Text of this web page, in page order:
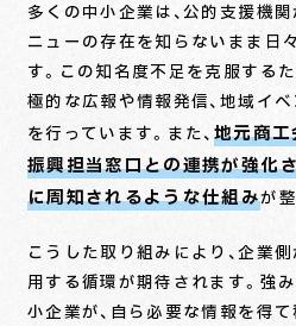
多くの中小企業は、公的支援機
ニューの存在を知らないまま日
す。この知名度不足を克服する
極的な広報や情報発信、地域イ
を行っています。また、 地元商
振興担当窓口との連携が強化
に周知されるような仕組みが
こうした取り組みにより、企業
用する循環が期待されます。強
小企業が、自ら必要な情報を得